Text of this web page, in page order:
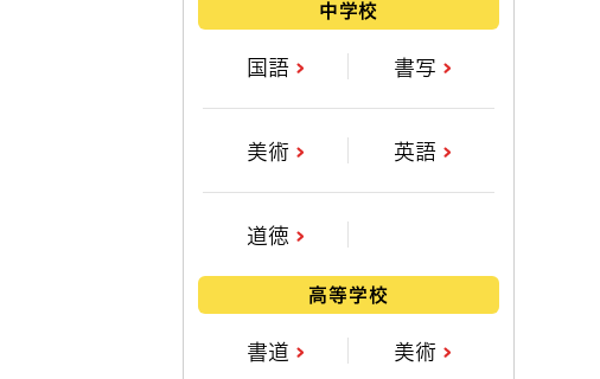
中学校
国語 書写
美術 英語
道徳
高等学校
書道 美術